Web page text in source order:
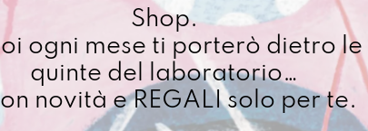
Cuciamo ogni ordine
4/5 giorni lavorativi,
importo superiore ai
Shop.
ogni mese ti porterò dietro le
quinte del laboratorio…
novità e REGALI solo per te.